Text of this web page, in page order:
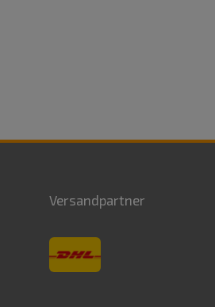
Versandpartner